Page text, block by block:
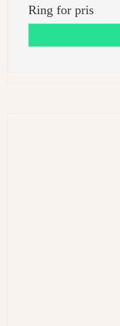
Ring for pris